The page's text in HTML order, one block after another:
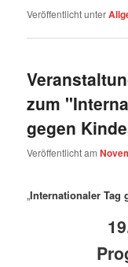
Veröffentlicht unter
zum
gegen
Veröffentlicht am
„Internationaler Tag